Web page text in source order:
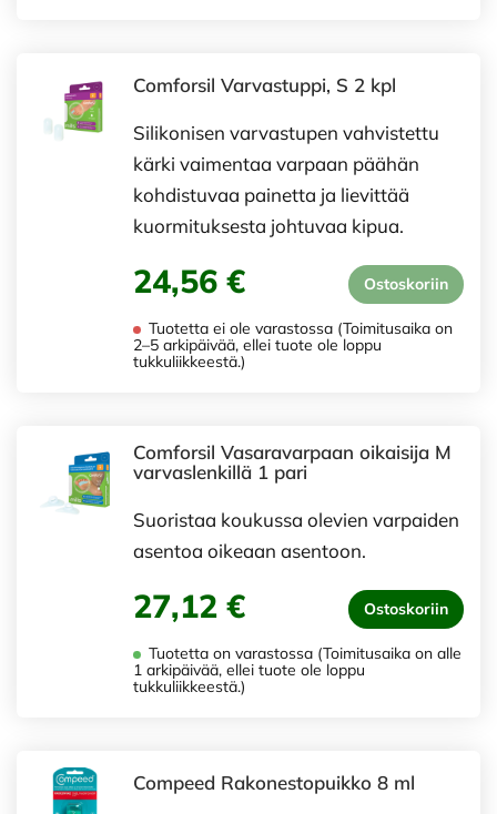
Comforsil Varvastuppi, S 2 kpl
Silikonisen varvastupen vahvistettu
kärki vaimentaa varpaan päähän
kohdistuvaa painetta ja lievittää
kuormituksesta johtuvaa kipua.
24,56 € Ostoskoriin
Tuotetta ei ole varastossa (Toimitusaika on
2–5 arkipäivää, ellei tuote ole loppu
tukkuliikkeestä.)
Comforsil Vasaravarpaan oikaisija M
varvaslenkillä 1 pari
Suoristaa koukussa olevien varpaiden
asentoa oikeaan asentoon.
27,12 € Ostoskoriin
Tuotetta on varastossa (Toimitusaika on alle
1 arkipäivää, ellei tuote ole loppu
tukkuliikkeestä.)
Compeed Rakonestopuikko 8 ml